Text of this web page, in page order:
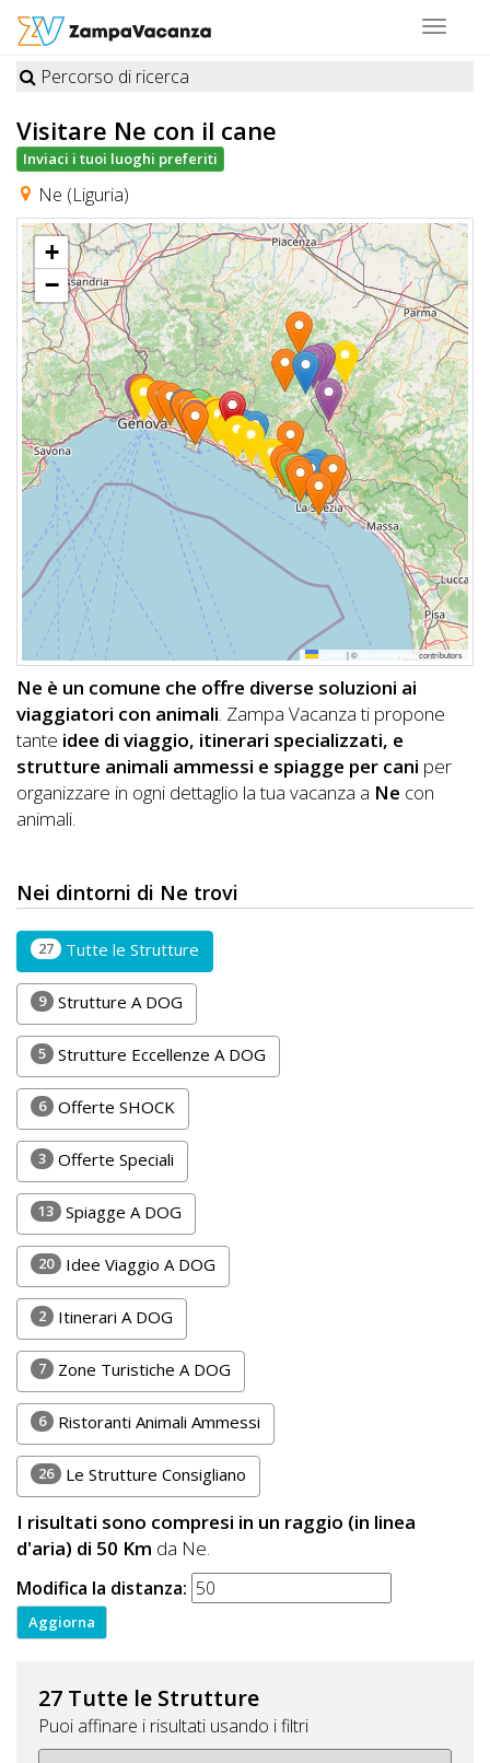
Toggle
STRUTTURE
A
DOG
LUOGHI
A
DOG
OFFERTE
A
DOG
INFO
A
DOG
CHIEDI
CODICE
SCONTO
Video
Tutorial
Lavora
con
Noi
Inserisci
Attività
Accedi
Registrati
Percorso di ricerca
Visitare Ne con il cane
Inviaci i tuoi luoghi preferiti
Ne (Liguria)
+
−
|© OpenStreetMap contributors
Ne è un comune che offre diverse soluzioni ai
viaggiatori con animali. Zampa Vacanza ti propone
tante idee di viaggio, itinerari specializzati, e
strutture animali ammessi e spiagge per cani per
organizzare in ogni dettaglio la tua vacanza a Ne con
animali.
Nei dintorni di Ne trovi
27 Tutte le Strutture
9 Strutture A DOG
5 Strutture Eccellenze A DOG
6 Offerte SHOCK
3 Offerte Speciali
13 Spiagge A DOG
20 Idee Viaggio A DOG
2 Itinerari A DOG
7 Zone Turistiche A DOG
6 Ristoranti Animali Ammessi
26 Le Strutture Consigliano
I risultati sono compresi in un raggio (in linea
d'aria) di 50 Km da Ne.
Modifica la distanza:
27 Tutte le Strutture
Puoi affinare i risultati usando i filtri